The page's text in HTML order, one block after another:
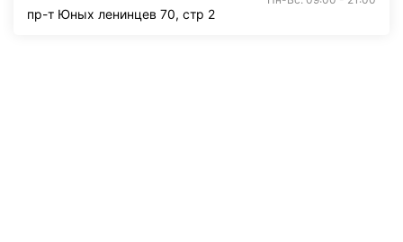
пр-т Юных ленинцев 70, стр 2